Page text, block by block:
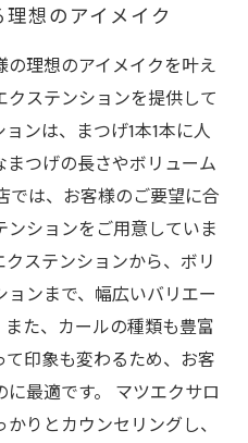
想のアイメイク
理想のアイメイクを叶え
ステンションを提供して
ンは、まつげ1本1本に人
つげの長さやボリューム
では、お客様のご要望に合
ションをご用意していま
ステンションから、ボリ
ンまで、幅広いバリエー
た、カールの種類も豊富
印象も変わるため、お客
最適です。 マツエクサロ
りとカウンセリングし、